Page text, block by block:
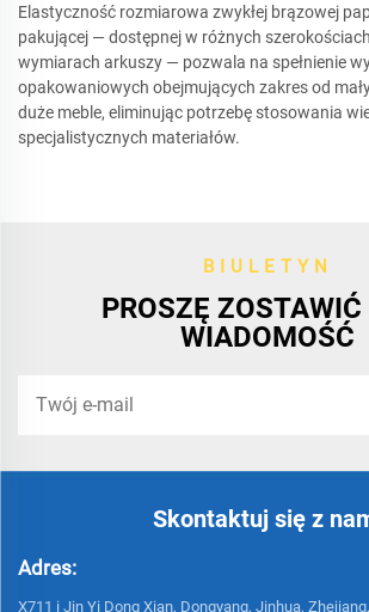
Elastyczność rozmiarowa zwykłej brązowej
pakującej — dostępnej w różnych
wymiarach arkuszy — pozwala na spełnienie
opakowaniowych obejmujących zakres od
duże meble, eliminując potrzebę stosowania
specjalistycznych materiałów.
BIULETYN
PROSZĘ
WIADOMOŚĆ
Skontaktuj się z
Adres:
X711 i Jin Yi Dong Xian, Dongyang, Jinhua,